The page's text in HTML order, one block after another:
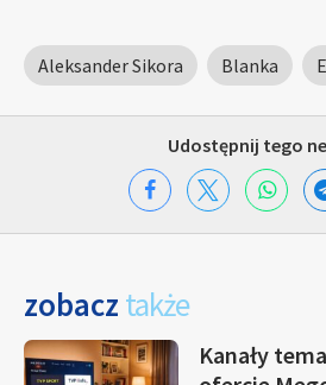
Aleksander Sikora Blanka
Udostępnij tego
zobacz także
Kanały